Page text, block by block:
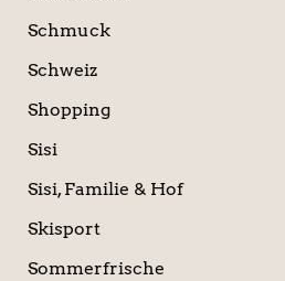
Schmuck
Schweiz
Shopping
Sisi
Sisi, Familie & Hof
Skisport
Sommerfrische